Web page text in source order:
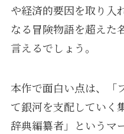
や経済的要因を取り入
なる冒険物語を超えた
言えるでしょう。
本作で面白い点は、「
て銀河を支配していく
辞典編纂者」というマ